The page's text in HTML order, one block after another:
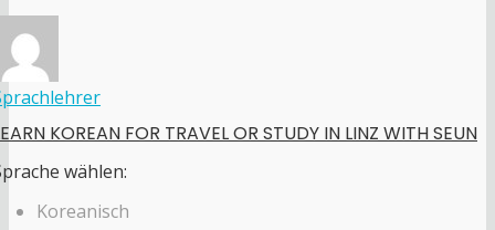
KOREAN FOR TRAVEL OR STUDY IN LINZ WITH SEUN
wählen:
Koreanisch